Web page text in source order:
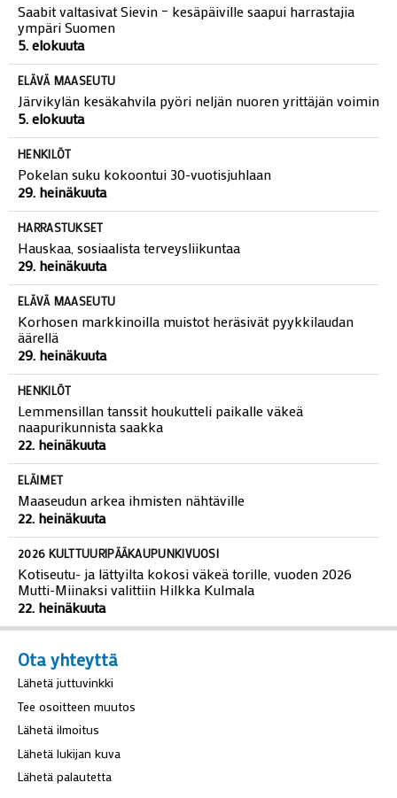
Saabit valtasivat Sievin – kesäpäiville saapui harrastajia
ympäri Suomen
5. elokuuta
ELÄVÄ MAASEUTU
Järvikylän kesäkahvila pyöri neljän nuoren yrittäjän voimin
5. elokuuta
HENKILÖT
Pokelan suku kokoontui 30-vuotisjuhlaan
29. heinäkuuta
HARRASTUKSET
Hauskaa, sosiaalista terveysliikuntaa
29. heinäkuuta
ELÄVÄ MAASEUTU
Korhosen markkinoilla muistot heräsivät pyykkilaudan
äärellä
29. heinäkuuta
HENKILÖT
Lemmensillan tanssit houkutteli paikalle väkeä
naapurikunnista saakka
22. heinäkuuta
ELÄIMET
Maaseudun arkea ihmisten nähtäville
22. heinäkuuta
2026 KULTTUURIPÄÄKAUPUNKIVUOSI
Kotiseutu- ja lättyilta kokosi väkeä torille, vuoden 2026
Mutti-Miinaksi valittiin Hilkka Kulmala
22. heinäkuuta
Ota yhteyttä
Lähetä juttuvinkki
Tee osoitteen muutos
Lähetä ilmoitus
Lähetä lukijan kuva
Lähetä palautetta